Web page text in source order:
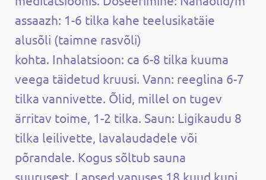
assaazh: 1-6 tilka kahe teelusikatäie
alusõli (taimne rasvõli)
kohta. Inhalatsioon: ca 6-8 tilka kuuma
veega täidetud kruusi. Vann: reeglina 6-7
tilka vannivette. Õlid, millel on tugev
ärritav toime, 1-2 tilka. Saun: Ligikaudu 8
tilka leilivette, lavalaudadele või
põrandale. Kogus sõltub sauna
suurusest. Lapsed vanuses 18 kuud kuni